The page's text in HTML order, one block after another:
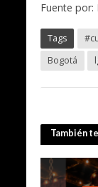
Fuente
Tags
Bogotá
También